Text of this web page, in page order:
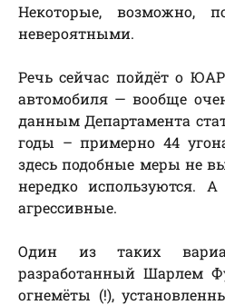
Некоторые, возможно,
невероятными.
Речь сейчас пойдёт о
автомобиля — вообще
данным Департамента
годы – примерно 44
здесь подобные меры не
нередко используются.
агрессивные.
Один из таких
разработанный Шарлем
огнемёты (!),